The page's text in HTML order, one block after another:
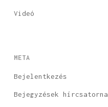
Videó
META
Bejelentkezés
Bejegyzések hírcsatorna